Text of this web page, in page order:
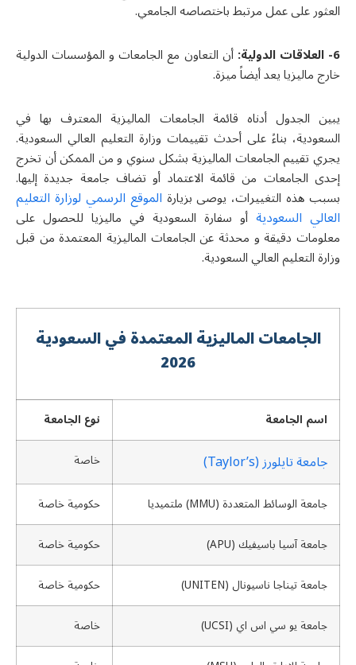
العثور على عمل مرتبط باختصاصه الجامعي.
6- العلاقات الدولية:أن التعاون مع الجامعات و المؤسسات الدولية
خارج ماليزيا يعد أيضاً ميزة.
يبين الجدول أدناه قائمة الجامعات الماليزية المعترف بها في
السعودیة، بناءً على أحدث تقييمات وزارة التعليم العالي السعودیة.
يجري تقييم الجامعات الماليزية بشكل سنوي و من الممكن أن تخرج
إحدى الجامعات من قائمة الاعتماد أو تضاف جامعة جديدة إليها.
بسبب هذه التغييرات، يوصى بزيارة الموقع الرسمي لوزارة التعليم
العالي السعودیة أو سفارة السعودیة في ماليزيا للحصول على
معلومات دقيقة و محدثة عن الجامعات الماليزية المعتمدة من قبل
وزارة التعليم العالي السعودیة.
الجامعات الماليزية المعتمدة في السعودیة
2026
اسم الجامعة نوع الجامعة
جامعة تايلورز (Taylor’s)
خاصة
جامعة الوسائط المتعددة (MMU) ملتميديا
حكومية خاصة
جامعة آسيا باسيفيك (APU)
حكومية خاصة
جامعة تيناجا ناسيونال (UNITEN)
حكومية خاصة
جامعة يو سي اس اي (UCSI)
خاصة